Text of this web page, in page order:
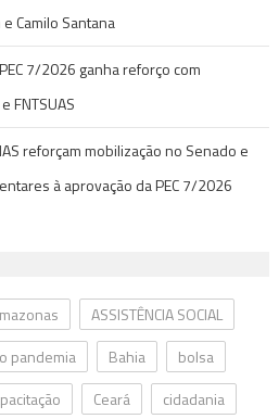
Camilo Santana
7/2026 ganha reforço com
FNTSUAS
reforçam mobilização no Senado e
à aprovação da PEC 7/2026
ASSISTÊNCIA SOCIAL
pandemia
Bahia
bolsa
Ceará
cidadania